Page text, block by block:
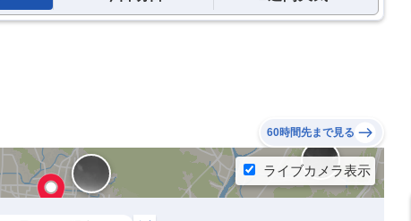
60時間先まで見る